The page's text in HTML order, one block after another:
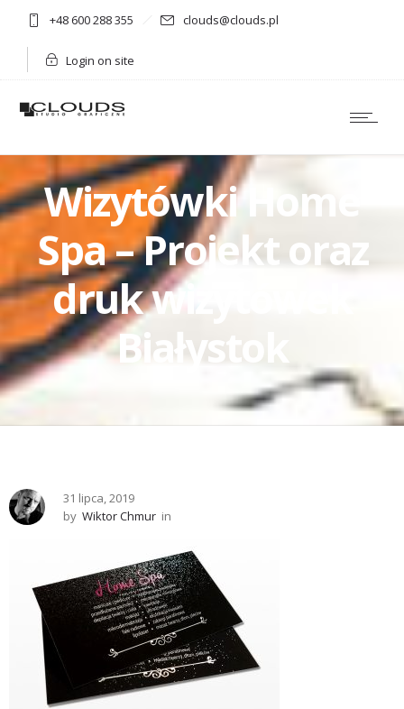
+48 600 288 355 clouds@clouds.pl
Login on site
Wizytówki Home
Spa – Projekt oraz
druk wizytówek
Białystok
31 lipca, 2019
by Wiktor Chmur in